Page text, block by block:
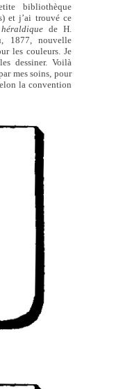
bibliothèque
et j’ai trouvé ce
de H.
1877, nouvelle
les couleurs. Je
dessiner. Voilà
mes soins, pour
la convention